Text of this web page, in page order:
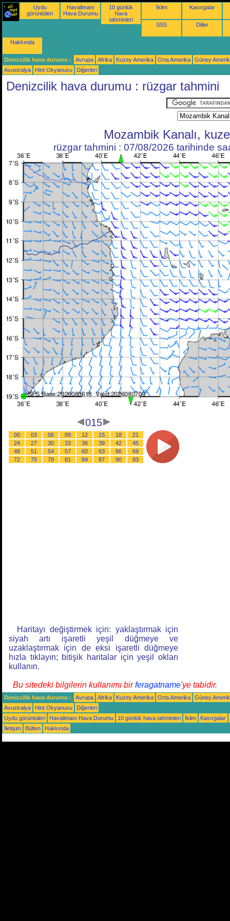
Uydu
görüntüleri
Havalimanı
Hava Durumu
10 günlük
hava
tahminleri
İklim Kasırgalar
SSS Diller
Hakkında
Denizcilik hava durumu : Avrupa Afrika Kuzey Amerika Orta Amerika
Güney
Avustralya
Hint Okyanusu Diğerleri
Denizcilik hava durumu : rüzgar tahmini
Mozambik Kanalı,
rüzgar tahmini : 07/08/2026 tarihinde
015
00 03 06 09 12 15 18
21
24
27 30 33 36 39 42
45
48
51 54 57 60 63 66
69
72
75 78 81 84 87 90 93
Haritayı değiştirmek için: yaklaştırmak için
siyah artı işaretli yeşil düğmeye ve
uzaklaştırmak için de eksi işaretli düğmeye
hızla tıklayın; bitişik haritalar için yeşil okları
kullanın.
Bu sitedeki bilgilerin kullanımı birferagatname'ye tabidir.
Denizcilik hava durumu : Avrupa Afrika Kuzey Amerika Orta Amerika
Güney
Avustralya
Hint Okyanusu
Diğerleri
Uydu görüntüleri
Havalimanı Hava Durumu 10 günlük hava tahminleri İklim
Kasırgalar
İletişim
Bülten Hakkında